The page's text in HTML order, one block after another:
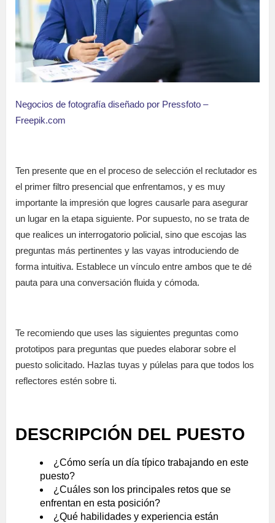
Negocios de fotografía diseñado por Pressfoto –
Freepik.com
Ten presente que en el proceso de selección el reclutador es
el primer filtro presencial que enfrentamos, y es muy
importante la impresión que logres causarle para asegurar
un lugar en la etapa siguiente. Por supuesto, no se trata de
que realices un interrogatorio policial, sino que escojas las
preguntas más pertinentes y las vayas introduciendo de
forma intuitiva. Establece un vínculo entre ambos que te dé
pauta para una conversación fluida y cómoda.
Te recomiendo que uses las siguientes preguntas como
prototipos para preguntas que puedes elaborar sobre el
puesto solicitado. Hazlas tuyas y púlelas para que todos los
reflectores estén sobre ti.
DESCRIPCIÓN DEL PUESTO
¿Cómo sería un día típico trabajando en este
puesto?
¿Cuáles son los principales retos que se
enfrentan en esta posición?
¿Qué habilidades y experiencia están